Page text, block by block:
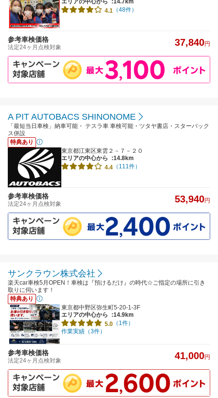
4.1 （48件）
参考車検価格
法定24ヶ月点検対象 37,840円
A PIT AUTOBACS SHINONOME
「最短当日車検」納車可能・ テスラ車 車検可能・ツタヤ書店・スターバック
ス併設
特典あり
東京都江東区東雲２－７－２０
エリアの中心から
:14.8km
4.4 （111件）
参考車検価格
法定24ヶ月点検対象 53,940円
サンクラウン株式会社
楽天car車検5月OPEN！車検は『預けるだけ』の時代☆ご指定の場所に引き
取りに伺います！
特典あり
東京都中野区弥生町5-20-1-3F
エリアの中心から
:14.9km
5.0 （1件）
作業実績（3件）
参考車検価格
法定24ヶ月点検対象 41,000円